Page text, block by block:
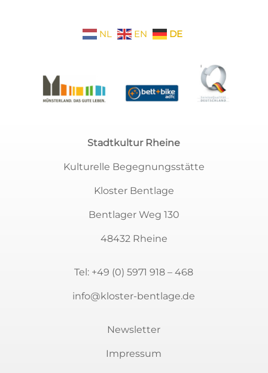
NL EN DE
Stadtkultur Rheine
Kulturelle Begegnungsstätte
Kloster Bentlage
Bentlager Weg 130
48432 Rheine
Tel: +49 (0) 5971 918 – 468
info@kloster-bentlage.de
Newsletter
Impressum